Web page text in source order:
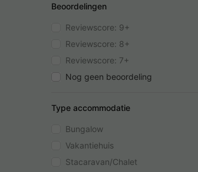
Beoordelingen
Reviewscore: 9+
Reviewscore: 8+
Reviewscore: 7+
Nog geen beoordeling
Type accommodatie
Bungalow
Vakantiehuis
Stacaravan/Chalet